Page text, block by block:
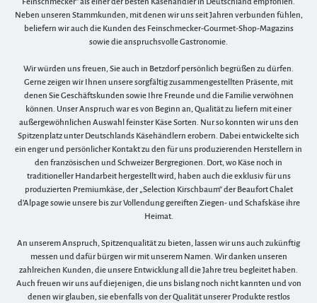
Neben unseren Stammkunden, mit denen wir uns seit Jahren verbunden fühlen,
beliefern wir auch die Kunden des Feinschmecker-Gourmet-Shop-Magazins
sowie die anspruchsvolle Gastronomie.
Wir würden uns freuen, Sie auch in Betzdorf persönlich begrüßen zu dürfen.
Gerne zeigen wir Ihnen unsere sorgfältig zusammengestellten Präsente, mit
denen Sie Geschäftskunden sowie Ihre Freunde und die Familie verwöhnen
können. Unser Anspruch war es von Beginn an, Qualität zu liefern mit einer
außergewöhnlichen Auswahl feinster Käse Sorten. Nur so konnten wir uns den
Spitzenplatz unter Deutschlands Käsehändlern erobern. Dabei entwickelte sich
ein enger und persönlicher Kontakt zu den für uns produzierenden Herstellern in
den französischen und Schweizer Bergregionen. Dort, wo Käse noch in
traditioneller Handarbeit hergestellt wird, haben auch die exklusiv für uns
produzierten Premiumkäse, der „Selection Kirschbaum“ der Beaufort Chalet
d’Alpage sowie unsere bis zur Vollendung gereiften Ziegen- und Schafskäse ihre
Heimat.
An unserem Anspruch, Spitzenqualität zu bieten, lassen wir uns auch zukünftig
messen und dafür bürgen wir mit unserem Namen. Wir danken unseren
zahlreichen Kunden, die unsere Entwicklung all die Jahre treu begleitet haben.
Auch freuen wir uns auf diejenigen, die uns bislang noch nicht kannten und von
denen wir glauben, sie ebenfalls von der Qualität unserer Produkte restlos